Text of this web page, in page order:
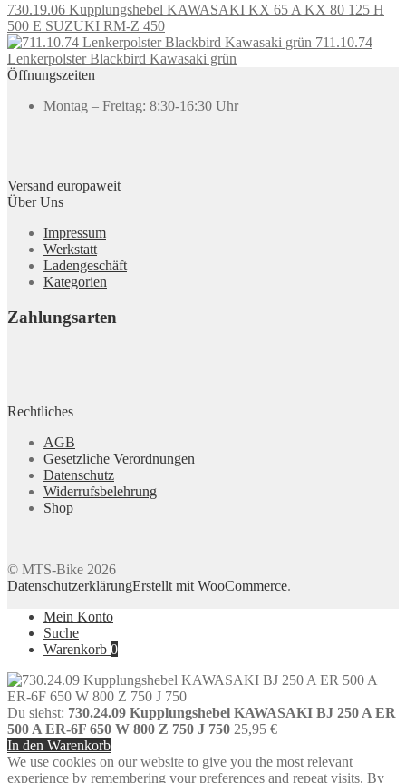
730.19.06 Kupplungshebel KAWASAKI KX 65 A KX 80 125 H
500 E SUZUKI RM-Z 450
711.10.74
Lenkerpolster Blackbird Kawasaki grün
Öffnungszeiten
Montag – Freitag: 8:30-16:30 Uhr
Versand europaweit
Über Uns
Impressum
Werkstatt
Ladengeschäft
Kategorien
Zahlungsarten
Rechtliches
AGB
Gesetzliche Verordnungen
Datenschutz
Widerrufsbelehrung
Shop
© MTS-Bike 2026
DatenschutzerklärungErstellt mit WooCommerce.
Mein Konto
Suche
Warenkorb 0
Du siehst: 730.24.09 Kupplungshebel KAWASAKI BJ 250 A ER
500 A ER-6F 650 W 800 Z 750 J 750 25,95 €
In den Warenkorb
We use cookies on our website to give you the most relevant
experience by remembering your preferences and repeat visits. By